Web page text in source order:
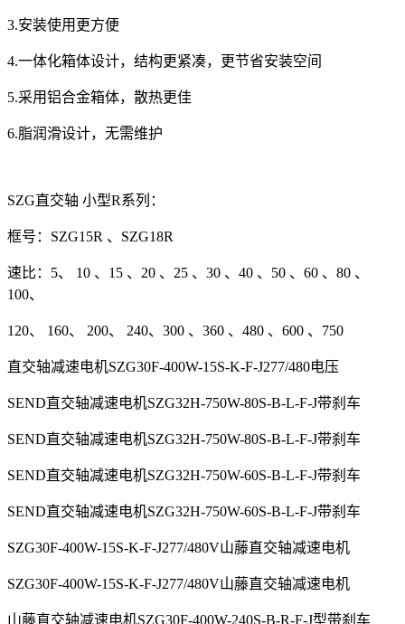
3.安装使用更方便
4.一体化箱体设计，结构更紧凑，更节省安装空间
5.采用铝合金箱体，散热更佳
6.脂润滑设计，无需维护
SZG直交轴 小型R系列：
框号：SZG15R 、SZG18R
速比：5、 10 、15 、20 、25 、30 、40 、50 、60 、80 、
100、
120、 160、 200、 240、300 、360 、480 、600 、750
直交轴减速电机SZG30F-400W-15S-K-F-J277/480电压
SEND直交轴减速电机SZG32H-750W-80S-B-L-F-J带刹车
SEND直交轴减速电机SZG32H-750W-80S-B-L-F-J带刹车
SEND直交轴减速电机SZG32H-750W-60S-B-L-F-J带刹车
SEND直交轴减速电机SZG32H-750W-60S-B-L-F-J带刹车
SZG30F-400W-15S-K-F-J277/480V山藤直交轴减速电机
SZG30F-400W-15S-K-F-J277/480V山藤直交轴减速电机
山藤直交轴减速电机SZG30F-400W-240S-B-R-F-J型带刹车